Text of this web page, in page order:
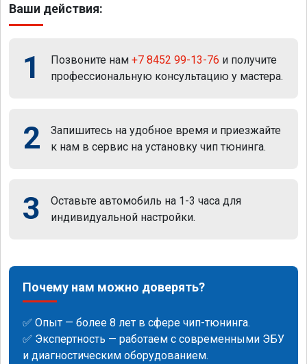
Ваши действия:
1 Позвоните нам +7 8452 99-13-76 и получите
профессиональную консультацию у мастера.
2
Запишитесь на удобное время и приезжайте
к нам в сервис на установку чип тюнинга.
3
Оставьте автомобиль на 1-3 часа для
индивидуальной настройки.
Почему нам можно доверять?
✅ Опыт — более 8 лет в сфере чип-тюнинга.
✅ Экспертность — работаем с современными ЭБУ
и диагностическим оборудованием.